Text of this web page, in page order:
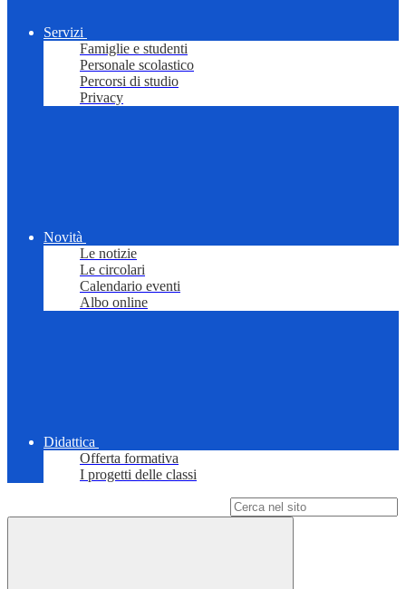
Servizi
Famiglie e studenti
Personale scolastico
Percorsi di studio
Privacy
Novità
Le notizie
Le circolari
Calendario eventi
Albo online
Didattica
Offerta formativa
I progetti delle classi